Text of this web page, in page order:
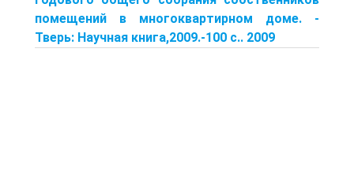
помещений в многоквартирном доме. -
Тверь: Научная книга,2009.-100 с.. 2009